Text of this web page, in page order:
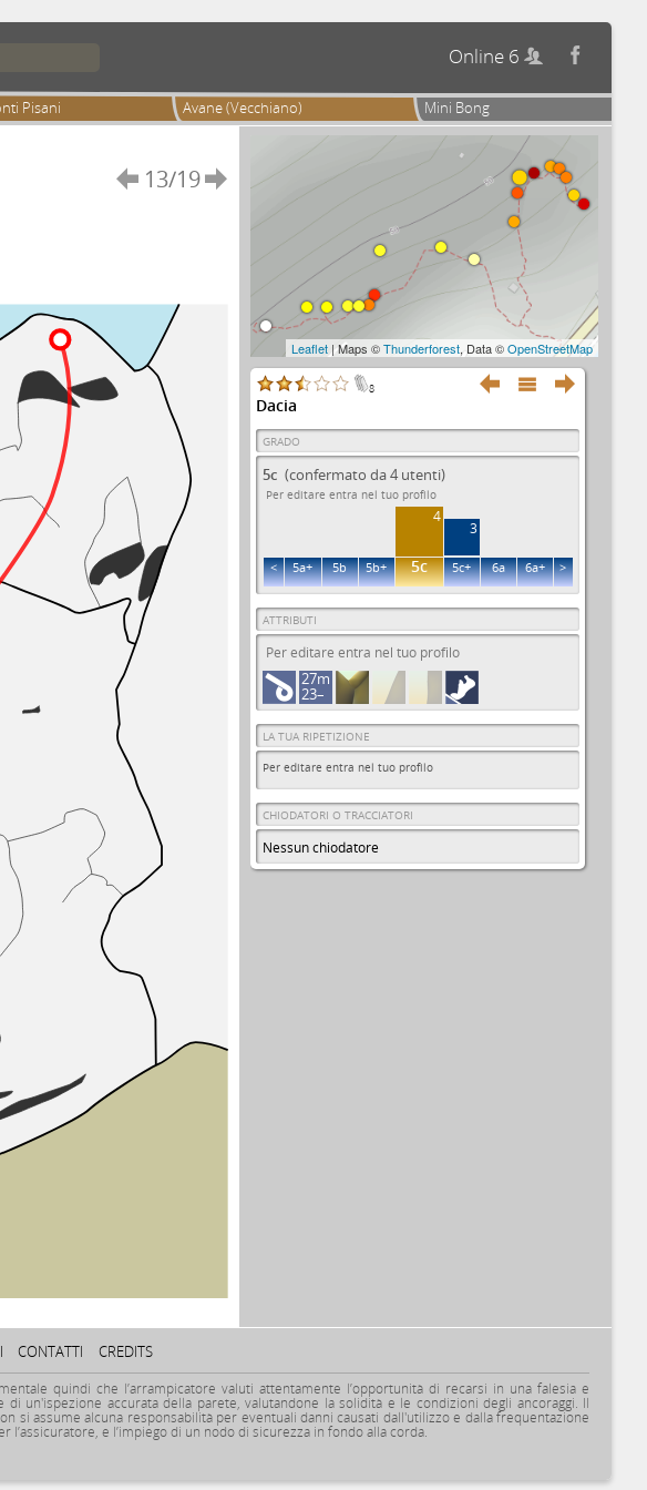
Online 6 
Pisani Avane (Vecchiano) Mini Bong
 13/19 
Leaflet | Maps ©Thunderforest, Data ©OpenStreetMap
  
8
Dacia
GRADO
5c (confermato da 4 utenti)
Per editare entra nel tuo profilo
4
3
< 5a+ 5b 5b+ 5c 5c+ 6a 6a+ >
ATTRIBUTI
Per editare entra nel tuo profilo
27m
23–
LA TUA RIPETIZIONE
Per editare entra nel tuo profilo
CHIODATORI O TRACCIATORI
Nessun chiodatore
CONTATTI CREDITS
quindi che l’arrampicatore valuti attentamente l’opportunità di recarsi in una falesia e
un'ispezione accurata della parete, valutandone la solidità e le condizioni degli ancoraggi. Il
si assume alcuna responsabilità per eventuali danni causati dall'utilizzo e dalla frequentazione
e l’impiego di un nodo di sicurezza in fondo alla corda.